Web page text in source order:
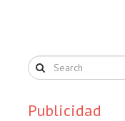
Publicidad